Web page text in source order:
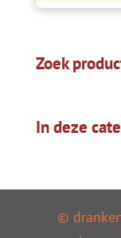
Zoek
In deze
©